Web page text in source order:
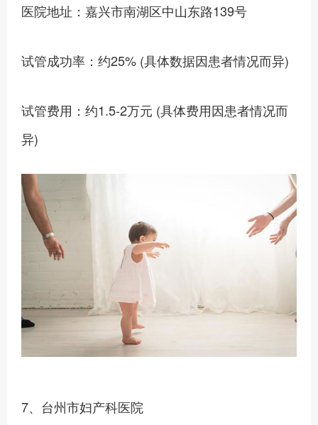
医院地址：嘉兴市南湖区中山东路139号
试管成功率：约25% (具体数据因患者情况而异)
试管费用：约1.5-2万元 (具体费用因患者情况而
异)
7、台州市妇产科医院